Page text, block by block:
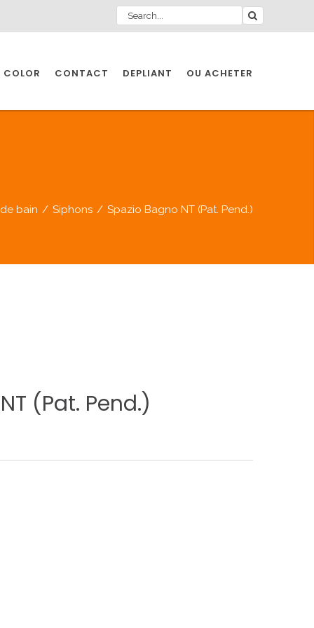
COLOR CONTACT DEPLIANT OU ACHETER
bain / Siphons / Spazio Bagno NT (Pat. Pend.)
NT (Pat. Pend.)